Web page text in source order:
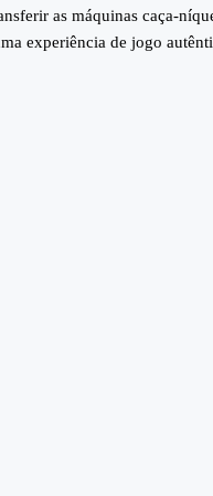
as máquinas caça-
experiência de jogo